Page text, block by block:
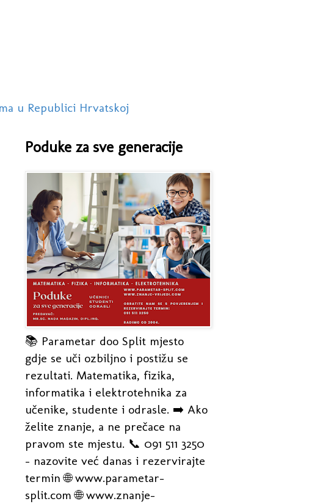
u Republici Hrvatskoj
Poduke za sve generacije
📚 Parametar doo Split mjesto
gdje se uči ozbiljno i postižu se
rezultati. Matematika, fizika,
informatika i elektrotehnika za
učenike, studente i odrasle. ➡️ Ako
želite znanje, a ne prečace na
pravom ste mjestu. 📞 091 511 3250
- nazovite već danas i rezervirajte
termin 🌐 www.parametar-
split.com 🌐 www.znanje-